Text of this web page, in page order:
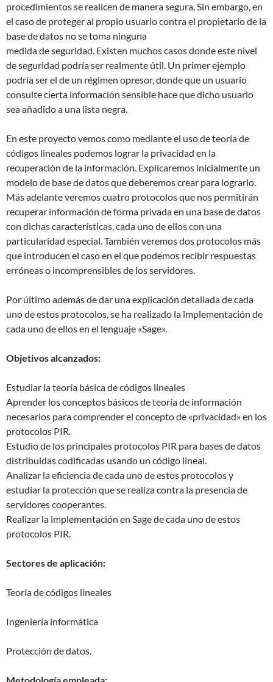
procedimientos se realicen de manera segura. Sin embargo, en
el caso de proteger al propio usuario contra el propietario de la
base de datos no se toma ninguna
medida de seguridad. Existen muchos casos donde este nivel
de seguridad podría ser realmente útil. Un primer ejemplo
podría ser el de un régimen opresor, donde que un usuario
consulte cierta información sensible hace que dicho usuario
sea añadido a una lista negra.
En este proyecto vemos como mediante el uso de teoría de
códigos lineales podemos lograr la privacidad en la
recuperación de la información. Explicaremos inicialmente un
modelo de base de datos que deberemos crear para lograrlo.
Más adelante veremos cuatro protocolos que nos permitirán
recuperar información de forma privada en una base de datos
con dichas características, cada uno de ellos con una
particularidad especial. También veremos dos protocolos más
que introducen el caso en el que podemos recibir respuestas
erróneas o incomprensibles de los servidores.
Por último además de dar una explicación detallada de cada
uno de estos protocolos, se ha realizado la implementación de
cada uno de ellos en el lenguaje «Sage».
Objetivos alcanzados:
Estudiar la teoría básica de códigos lineales
Aprender los conceptos básicos de teoría de información
necesarios para comprender el concepto de «privacidad» en los
protocolos PIR.
Estudio de los principales protocolos PIR para bases de datos
distribuidas codificadas usando un código lineal.
Analizar la eficiencia de cada uno de estos protocolos y
estudiar la protección que se realiza contra la presencia de
servidores cooperantes.
Realizar la implementación en Sage de cada uno de estos
protocolos PIR.
Sectores de aplicación:
Teoría de códigos lineales
Ingeniería informática
Protección de datos.